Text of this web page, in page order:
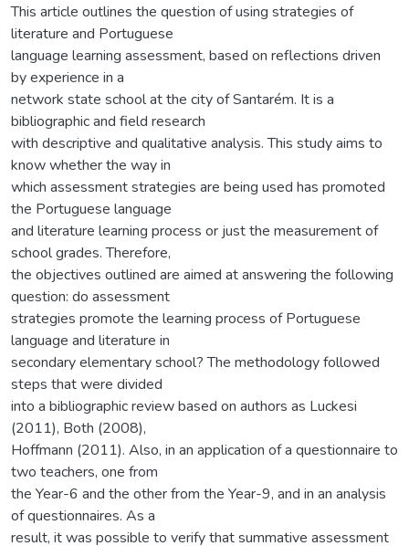
This article outlines the question of using strategies of
literature and Portuguese
language learning assessment, based on reflections driven
by experience in a
network state school at the city of Santarém. It is a
bibliographic and field research
with descriptive and qualitative analysis. This study aims to
know whether the way in
which assessment strategies are being used has promoted
the Portuguese language
and literature learning process or just the measurement of
school grades. Therefore,
the objectives outlined are aimed at answering the following
question: do assessment
strategies promote the learning process of Portuguese
language and literature in
secondary elementary school? The methodology followed
steps that were divided
into a bibliographic review based on authors as Luckesi
(2011), Both (2008),
Hoffmann (2011). Also, in an application of a questionnaire to
two teachers, one from
the Year-6 and the other from the Year-9, and in an analysis
of questionnaires. As a
result, it was possible to verify that summative assessment